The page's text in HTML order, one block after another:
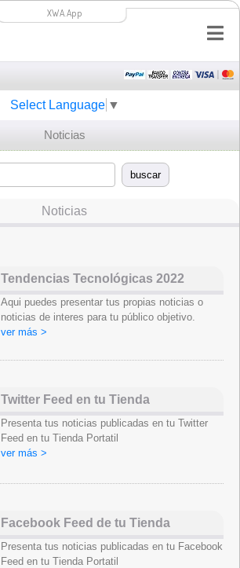
XWA.App
Select Language ▼
Noticias
Noticias
Tendencias Tecnológicas 2022
Aqui puedes presentar tus propias noticias o
noticias de interes para tu público objetivo.
ver más >
Twitter Feed en tu Tienda
Presenta tus noticias publicadas en tu Twitter
Feed en tu Tienda Portatil
ver más >
Facebook Feed de tu Tienda
Presenta tus noticias publicadas en tu Facebook
Feed en tu Tienda Portatil